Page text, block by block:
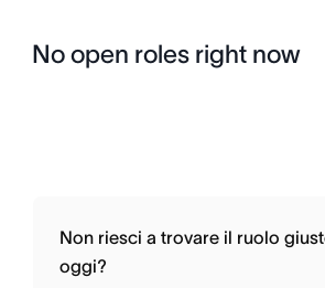
No open roles right now
Non riesci a trovare il ruolo
oggi?